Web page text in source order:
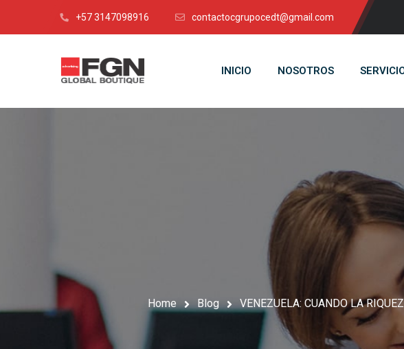
+57 3147098916 contactocgrupocedt@gmail.com
INICIO NOSOTROS
Home Blog VENEZUELA: CUANDO LA